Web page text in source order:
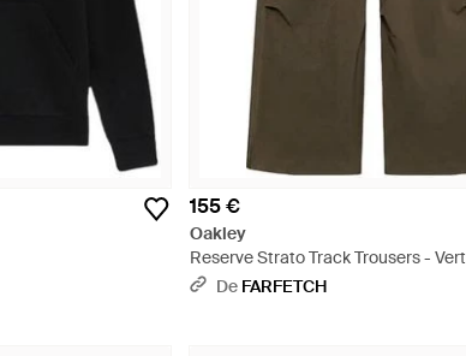
155 €
Oakley
Reserve Strato Track Trousers - Vert
De FARFETCH